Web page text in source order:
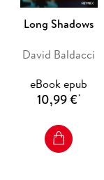
Long Shadows
David Baldacci
eBook epub
10,99 €*